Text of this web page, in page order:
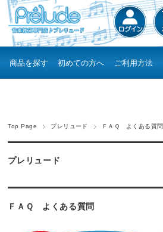
商品を探す 初めての方へ ご利用方法
Top Page プレリュード ＦＡＱ よくある質問
プレリュード
ＦＡＱ よくある質問